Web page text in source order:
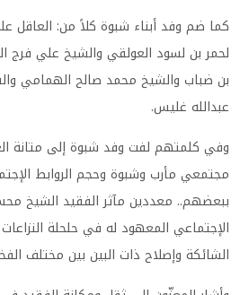
كما ضم وفد أبناء شبوة كلاً من: العاقل
لحمر بن لسود العولقي والشيخ علي فرج
بن ضباب والشيخ محمد صالح الهمامي
عبدالله غليس.
وفي كلمتهم لفت وفد شبوة إلى متانة
مجتمعي مأرب وشبوة وحجم الروابط
ببعضهم.. معددين مآثر الفقيد الشيخ
الإجتماعي المعهود له في حلحلة النزاعات
الشائكة وإصلاح ذات البين بين مختلف